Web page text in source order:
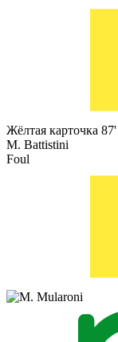
Жёлтая карточка 87'
M. Battistini
Foul